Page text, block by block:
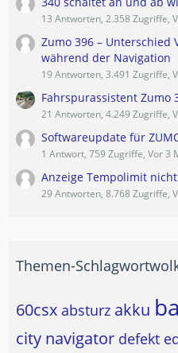
13 Antworten, 2.358 Zugriffe,
Zumo 396 –
während der Navigation
19 Antworten, 3.491 Zugriffe,
Fahrspurassistent Zumo
21 Antworten, 4.249 Zugriffe,
Softwareupdate für
1 Antwort, 759 Zugriffe, Vor 3
Anzeige Tempolimit
29 Antworten, 8.768 Zugriffe,
Themen-
60csx absturz akku
city navigator defekt